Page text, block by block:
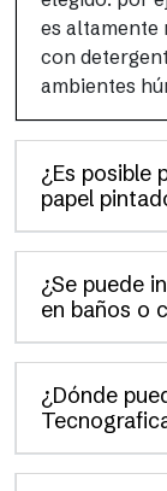
es altamente
con
ambientes
¿Es posible
papel
¿Se puede
en baños o
¿Dónde